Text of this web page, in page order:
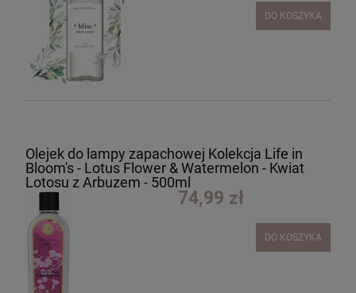
DO KOSZYKA
Olejek do lampy zapachowej Kolekcja Life in
Bloom's - Lotus Flower & Watermelon - Kwiat
Lotosu z Arbuzem - 500ml
74,99 zł
DO KOSZYKA